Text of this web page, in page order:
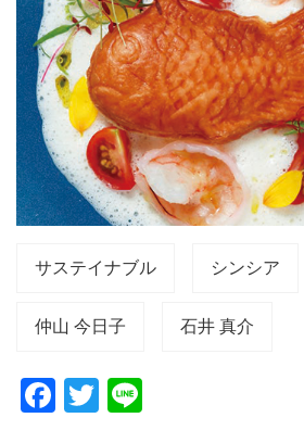
サステイナブル シンシア
仲山 今日子 石井 真介
F
T